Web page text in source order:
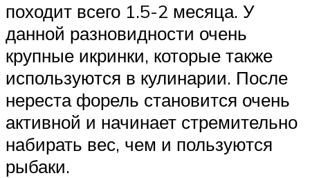
походит всего 1.5-2 месяца. У
данной разновидности очень
крупные икринки, которые также
используются в кулинарии. После
нереста форель становится очень
активной и начинает стремительно
набирать вес, чем и пользуются
рыбаки.